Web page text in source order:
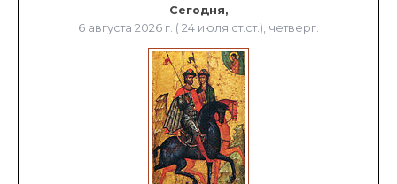
Сегодня,
6 августа 2026 г. ( 24 июля ст.ст.), четверг.